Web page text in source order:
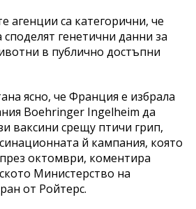
агенции са категорични, че
генетични данни за
в публично достъпни
ясно, че Франция е избрала
Boehringer Ingelheim да
ваксини срещу птичи грип,
й кампания, която
октомври, коментира
Министерство на
от Ройтерс.